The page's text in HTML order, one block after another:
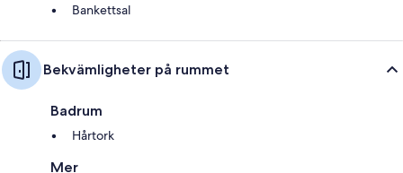
Bankettsal
Bekvämligheter på rummet
Badrum
Hårtork
Mer